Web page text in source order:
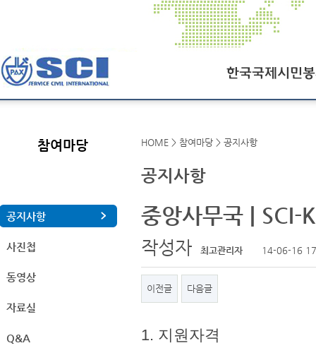
연혁
찾아오시는길
참여마당
공지사항
사진첩
동영상
자료실
Q&A
HOME > 참여마당 > 공지사항
공지사항
중앙사무국 | SCI-
작성자 최고관리자 14-06-16
이전글 다음글
1. 지원자격